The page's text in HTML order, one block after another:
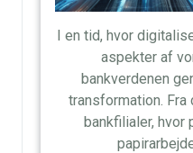
I en tid, hvor
aspekter af
bankverdenen
transformation.
bankfilialer, hvor